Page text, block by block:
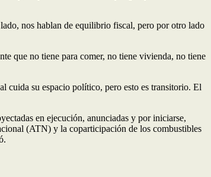
nos hablan de equilibrio fiscal, pero por otro lado
que no tiene para comer, no tiene vivienda, no tiene
cuida su espacio político, pero esto es transitorio. El
en ejecución, anunciadas y por iniciarse,
(ATN) y la coparticipación de los combustibles